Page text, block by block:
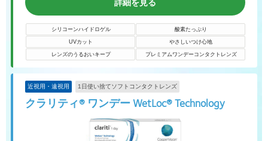
詳細を見る
シリコーンハイドロゲル 酸素たっぷり
UVカット やさしいつけ心地
レンズのうるおいキープ プレミアムワンデーコンタクトレンズ
近視用・遠視用 1日使い捨てソフトコンタクトレンズ
クラリティ® ワンデー WetLoc® Technology